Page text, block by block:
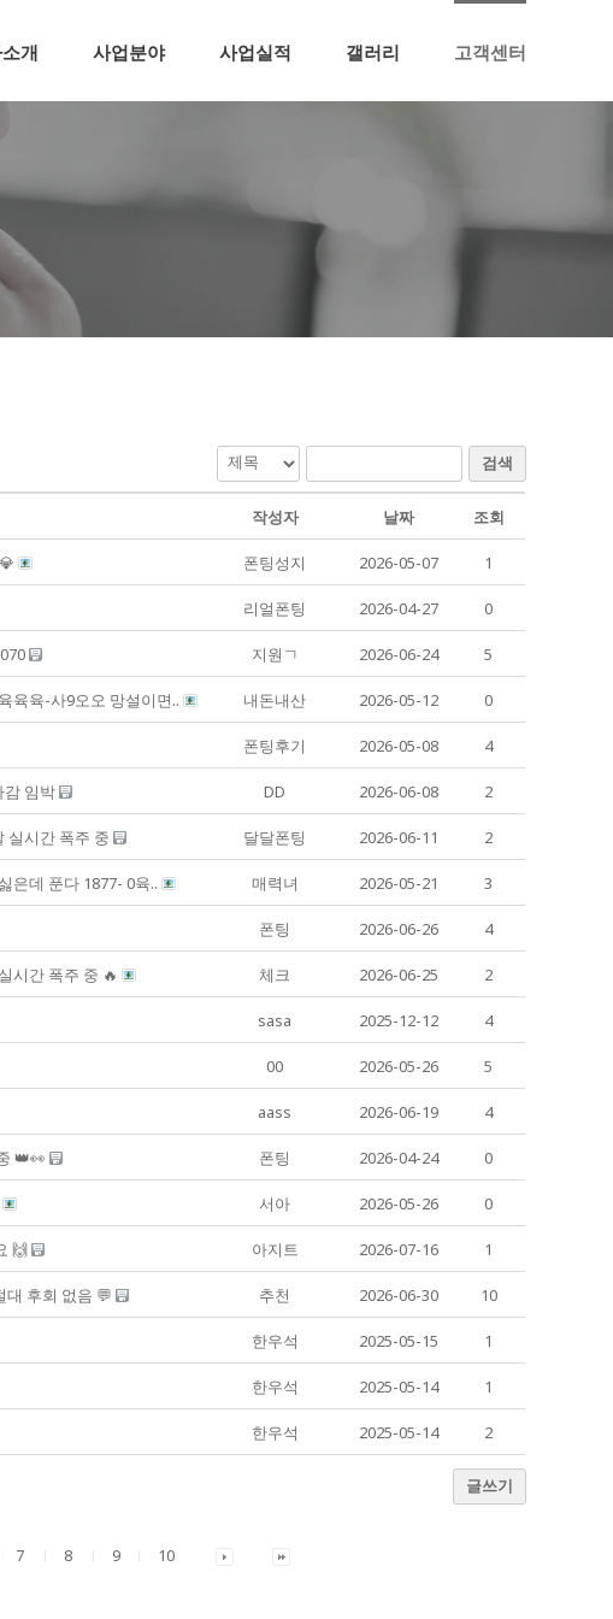
개 사업분야 사업실적 갤러리 고객센터
검색
작성자 날짜 조회
폰팅성지 2026-05-07 1
리얼폰팅 2026-04-27 0
지원ㄱ 2026-06-24 5
육육-사9오오 망설이면.. 내돈내산 2026-05-12 0
폰팅후기 2026-05-08 4
감 임박 DD 2026-06-08 2
실시간 폭주 중 달달폰팅 2026-06-11 2
은데 푼다 1877- 0육.. 매력녀 2026-05-21 3
폰팅 2026-06-26 4
시간 폭주 중 🔥 체크 2026-06-25 2
sasa 2025-12-12 4
00 2026-05-26 5
aass 2026-06-19 4
👑👀 폰팅 2026-04-24 0
서아 2026-05-26 0
🙌 아지트 2026-07-16 1
후회 없음 💬 추천 2026-06-30 10
한우석 2025-05-15 1
한우석 2025-05-14 1
한우석 2025-05-14 2
글쓰기
7 8 9 10